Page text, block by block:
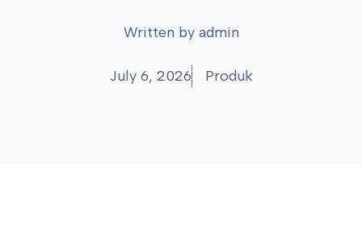
Written by admin
July 6, 2026 Produk